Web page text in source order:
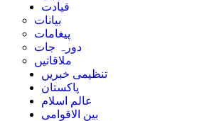
قیادت
بیانات
پیغامات
دورہ جات
ملاقاتیں
تنظیمی خبریں
پاکستان
عالم اسلام
بین الاقوامی